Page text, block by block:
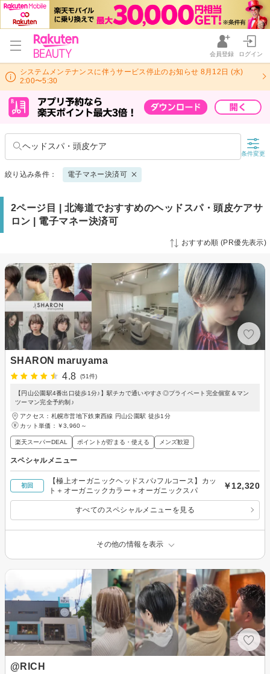
会員登録 ログイン
システムメンテナンスに伴うサービス停止のお知らせ 8月12日 (水)
2:00〜5:30
ヘッドスパ・頭皮ケア
条件変更
絞り込み条件： 電子マネー決済可
2ページ目 | 北海道でおすすめのヘッドスパ・頭皮ケアサ
ロン | 電子マネー決済可
おすすめ順 (PR優先表示)
SHARON maruyama
4.8
(51件)
【円山公園駅4番出口徒歩1分♪】駅チカで通いやすさ◎プライベート完全個室＆マン
ツーマン完全予約制♪
アクセス：札幌市営地下鉄東西線 円山公園駅 徒歩1分
カット単価： ￥3,960～
楽天スーパーDEAL ポイントが貯まる・使える メンズ歓迎
スペシャルメニュー
初回
【極上オーガニックヘッドスパ♪フルコース】カッ
ト＋オーガニックカラー＋オーガニックスパ
￥12,320
すべてのスペシャルメニューを見る
その他の情報を表示
@RICH